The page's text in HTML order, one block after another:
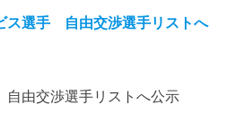
選手 自由交渉選手リストへ
由交渉選手リストへ公示